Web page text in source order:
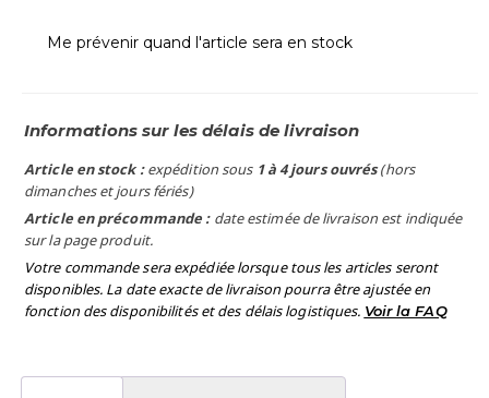
Me prévenir quand l'article sera en stock
Informations sur les délais de livraison
Article en stock :expédition sous 1 à 4 jours ouvrés(hors
dimanches et jours fériés)
Article en précommande : date estimée de livraison est indiquée
sur la page produit.
Votre commande sera expédiée lorsque tous les articles seront
disponibles. La date exacte de livraison pourra être ajustée en
fonction des disponibilités et des délais logistiques. Voir la FAQ